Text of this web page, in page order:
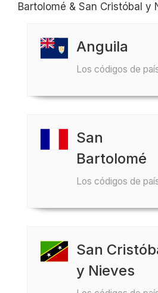
Bartolomé & San Cristóbal y
Anguila
Los códigos de
San
Bartolomé
Los códigos de
San
y Nieves